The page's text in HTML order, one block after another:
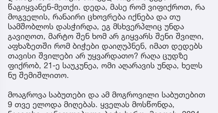
წაგიყვანენ-მეთქი. დედა, მასე რომ ვიფიქროთ, რა
მოგველის, რანაირი ცხოვრება იქნება და თუ
სამშობლოს დასჭირდა, ეგ მსხვერპლიც უნდა
გავიღოთ, მარტო შენ ხომ არ გიყვარს შენი შვილი,
აფხაზეთში რომ ბიჭები დაიღუპნენ, იმათ დედებს
თავისი შვილები არ უყვარდათო? რაღა ცუდზე
ფიქრობ, 21-ე საუკუნეა, ომი აღარავის უნდა, ხელს
ნუ შემიშლითო.
მოაგროვა საბუთები და ამ მოგროვილი საბუთებით
9 თვე ელოდა მიღებას. ყველას მოსწონდა,